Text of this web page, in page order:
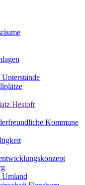
Hestoft
Kommune
Umland